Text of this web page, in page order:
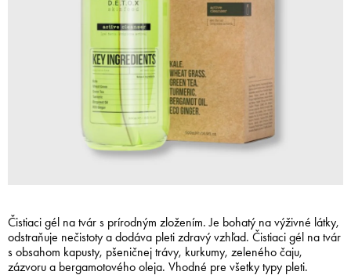
Čistiaci gél na tvár s prírodným zložením. Je bohatý na výživné látky,
odstraňuje nečistoty a dodáva pleti zdravý vzhľad. Čistiaci gél na tvár
s obsahom kapusty, pšeničnej trávy, kurkumy, zeleného čaju,
zázvoru a bergamotového oleja. Vhodné pre všetky typy pleti.